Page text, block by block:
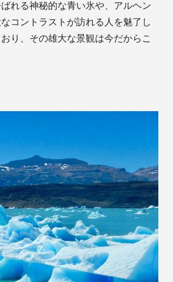
れる神秘的な青い氷や、アルヘン
コントラストが訪れる人を魅了し
り、その雄大な景観は今だからこ